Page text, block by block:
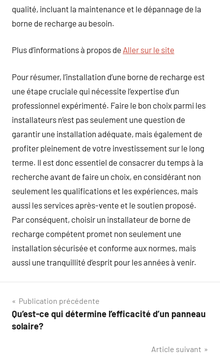
qualité, incluant la maintenance et le dépannage de la
borne de recharge au besoin.
Plus d’informations à propos de Aller sur le site
Pour résumer, l’installation d’une borne de recharge est
une étape cruciale qui nécessite l’expertise d’un
professionnel expérimenté. Faire le bon choix parmi les
installateurs n’est pas seulement une question de
garantir une installation adéquate, mais également de
profiter pleinement de votre investissement sur le long
terme. Il est donc essentiel de consacrer du temps à la
recherche avant de faire un choix, en considérant non
seulement les qualifications et les expériences, mais
aussi les services après-vente et le soutien proposé.
Par conséquent, choisir un installateur de borne de
recharge compétent promet non seulement une
installation sécurisée et conforme aux normes, mais
aussi une tranquillité d’esprit pour les années à venir.
Navigation
de
Publication précédente
Qu’est-ce qui détermine l’efficacité d’un panneau
solaire?
Article suivant